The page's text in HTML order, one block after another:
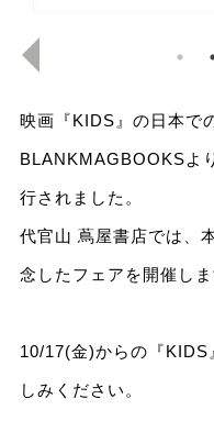
映画『KIDS』の日本で
BLANKMAGBOOKSよ
行されました。
代官山 蔦屋書店では、
念したフェアを開催しま
10/17(金)からの『KIDS
しみください。